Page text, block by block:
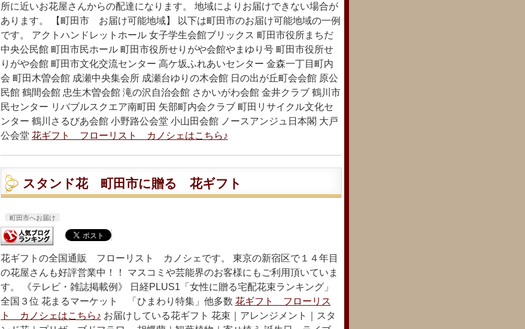
所に近いお花屋さんからの配達になります。 地域によりお届けできない場合が
あります。 【町田市 お届け可能地域】 以下は町田市のお届け可能地域の一例
です。 アクトハンドレットホール 女子学生会館ブリックス 町田市役所まちだ
中央公民館 町田市民ホール 町田市役所せりがや会館やまゆり号 町田市役所せ
りがや会館 町田市文化交流センター 高ケ坂ふれあいセンター 金森一丁目町内
会 町田木曽会館 成瀬中央集会所 成瀬台ゆりの木会館 日の出が丘町会会館 原公
民館 鶴間会館 忠生木曽会館 滝の沢自治会館 さかいがわ会館 金井クラブ 鶴川市
民センター リバブルスクエア南町田 矢部町内会クラブ 町田リサイクル文化セ
ンター 鶴川さるびあ会館 小野路公会堂 小山田会館 ノースアンジュ日本閣 大戸
公会堂 花ギフト フローリスト カノシェはこちら♪
スタンド花 町田市に贈る 花ギフト
町田市へお届け
花ギフトの全国通販 フローリスト カノシェです。 東京の新宿区で１４年目
の花屋さんも好評営業中！！ マスコミや芸能界のお客様にもご利用頂いていま
す。 《テレビ・雑誌掲載例》 日経PLUS1「女性に贈る宅配花束ランキング」
全国３位 花まるマーケット 「ひまわり特集」他多数 花ギフト フローリス
ト カノシェはこちら♪ お届けしている花ギフト 花束｜アレンジメント｜スタ